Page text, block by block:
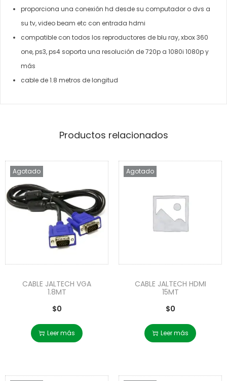
proporciona una conexión hd desde su computador o dvs a
su tv, video beam etc con entrada hdmi
compatible con todos los reproductores de blu ray, xbox 360
one, ps3, ps4 soporta una resolución de 720p a 1080i 1080p y
más
cable de 1.8 metros de longitud
Productos relacionados
Agotado
CABLE JALTECH VGA
1.8MT
$0
Leer más
Agotado
CABLE JALTECH HDMI
15MT
$0
Leer más